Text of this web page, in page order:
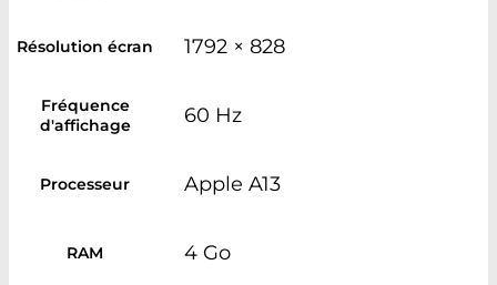
Résolution écran 1792 × 828
Fréquence
d'affichage
60 Hz
Processeur Apple A13
RAM 4 Go